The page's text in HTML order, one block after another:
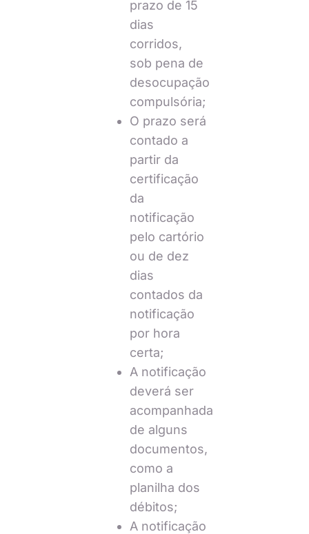
prazo de 15
dias
corridos,
sob pena de
desocupação
compulsória;
O prazo será
contado a
partir da
certificação
da
notificação
pelo cartório
ou de dez
dias
contados da
notificação
por hora
certa;
A notificação
deverá ser
acompanhada
de alguns
documentos,
como a
planilha dos
débitos;
A notificação